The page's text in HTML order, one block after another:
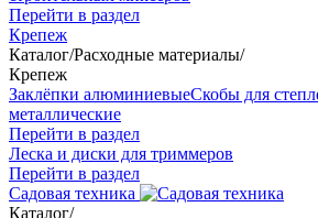
Перейти в раздел
Крепеж
Каталог/Расходные материалы/
Крепеж
Заклёпки алюминиевыеСкобы для
металлические
Перейти в раздел
Леска и диски для триммеров
Перейти в раздел
Садовая техника
Каталог/